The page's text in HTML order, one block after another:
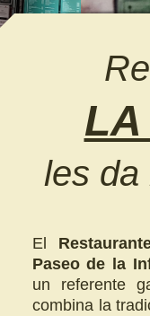
LA
les da
El
Paseo de la
un referente
combina la